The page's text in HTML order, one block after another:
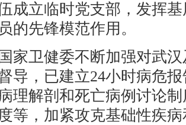
成立临时党支部，发挥
的先锋模范作用。
卫健委不断加强对武汉
导，已建立24小时病危
理解剖和死亡病例讨论
等，加紧攻克基础性疾